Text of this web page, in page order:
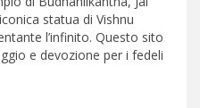
statua di Vishnu
l’infinito. Questo sito
e devozione per i fedeli